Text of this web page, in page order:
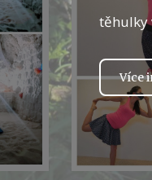
těhulky
Více